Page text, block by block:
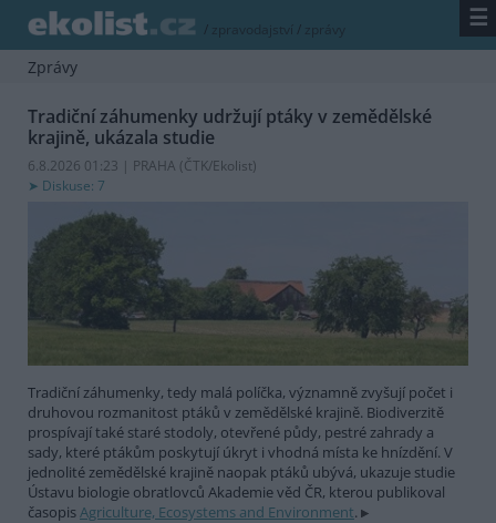
/ zpravodajství / zprávy ☰
Zprávy
Tradiční záhumenky udržují ptáky v zemědělské
krajině, ukázala studie
6.8.2026 01:23 | PRAHA (ČTK/Ekolist)
Diskuse: 7
Tradiční záhumenky, tedy malá políčka, významně zvyšují počet i
druhovou rozmanitost ptáků v zemědělské krajině. Biodiverzitě
prospívají také staré stodoly, otevřené půdy, pestré zahrady a
sady, které ptákům poskytují úkryt i vhodná místa ke hnízdění. V
jednolité zemědělské krajině naopak ptáků ubývá, ukazuje studie
Ústavu biologie obratlovců Akademie věd ČR, kterou publikoval
časopisAgriculture, Ecosystems and Environment.